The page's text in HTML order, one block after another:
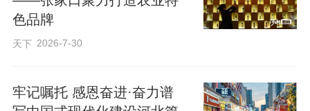
色品牌
天下 2026-7-30
牢记嘱托 感恩奋进·奋力谱